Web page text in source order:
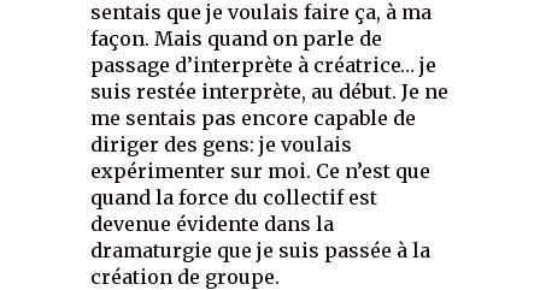
sentais que je voulais faire ça, à ma
façon. Mais quand on parle de
passage d’interprète à créatrice… je
suis restée interprète, au début. Je ne
me sentais pas encore capable de
diriger des gens: je voulais
expérimenter sur moi. Ce n’est que
quand la force du collectif est
devenue évidente dans la
dramaturgie que je suis passée à la
création de groupe.